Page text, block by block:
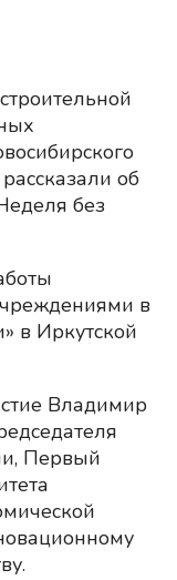
об
без
в
в Иркутской
Владимир
Первый